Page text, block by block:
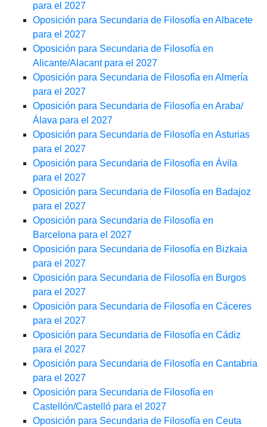
para el 2027
Oposición para Secundaria de Filosofía en Albacete
para el 2027
Oposición para Secundaria de Filosofía en
Alicante/Alacant para el 2027
Oposición para Secundaria de Filosofía en Almería
para el 2027
Oposición para Secundaria de Filosofía en Araba/
Álava para el 2027
Oposición para Secundaria de Filosofía en Asturias
para el 2027
Oposición para Secundaria de Filosofía en Ávila
para el 2027
Oposición para Secundaria de Filosofía en Badajoz
para el 2027
Oposición para Secundaria de Filosofía en
Barcelona para el 2027
Oposición para Secundaria de Filosofía en Bizkaia
para el 2027
Oposición para Secundaria de Filosofía en Burgos
para el 2027
Oposición para Secundaria de Filosofía en Cáceres
para el 2027
Oposición para Secundaria de Filosofía en Cádiz
para el 2027
Oposición para Secundaria de Filosofía en Cantabria
para el 2027
Oposición para Secundaria de Filosofía en
Castellón/Castelló para el 2027
Oposición para Secundaria de Filosofía en Ceuta